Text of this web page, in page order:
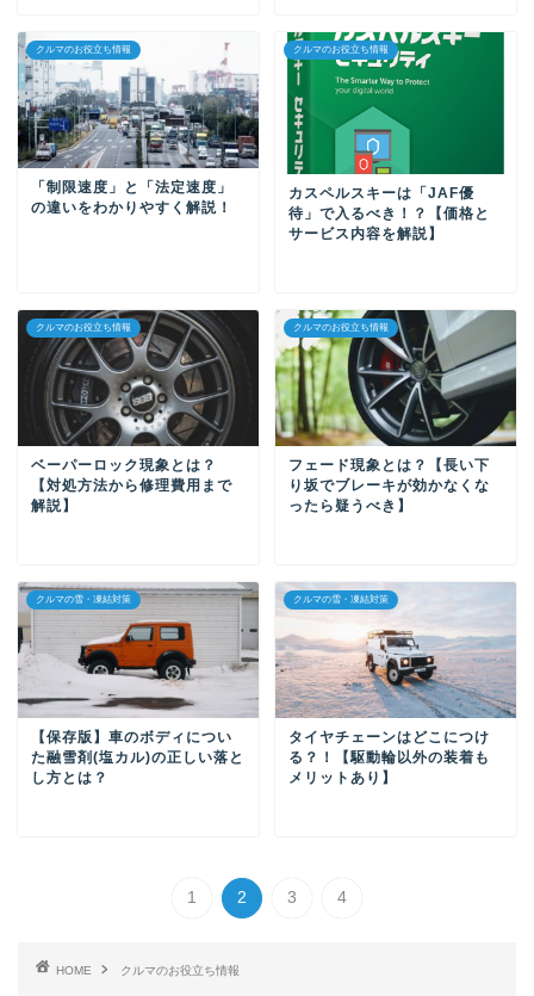
クルマのお役立ち情報
「制限速度」と「法定速度」
の違いをわかりやすく解説！
クルマのお役立ち情報
カスペルスキーは「JAF優
待」で入るべき！？【価格と
サービス内容を解説】
クルマのお役立ち情報
ベーパーロック現象とは？
【対処方法から修理費用まで
解説】
クルマのお役立ち情報
フェード現象とは？【長い下
り坂でブレーキが効かなくな
ったら疑うべき】
クルマの雪・凍結対策
【保存版】車のボディについ
た融雪剤(塩カル)の正しい落と
し方とは？
クルマの雪・凍結対策
タイヤチェーンはどこにつけ
る？！【駆動輪以外の装着も
メリットあり】
1 2 3 4
HOME クルマのお役立ち情報